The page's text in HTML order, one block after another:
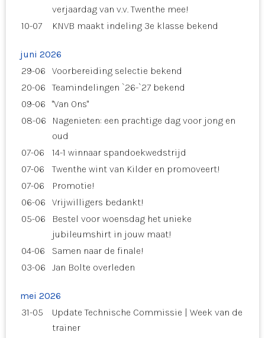
verjaardag van v.v. Twenthe mee!
10-07
KNVB maakt indeling 3e klasse bekend
juni 2026
29-06
Voorbereiding selectie bekend
20-06
Teamindelingen `26-`27 bekend
09-06
"Van Ons"
08-06
Nagenieten: een prachtige dag voor jong en
oud
07-06
14-1 winnaar spandoekwedstrijd
07-06
Twenthe wint van Kilder en promoveert!
07-06
Promotie!
06-06
Vrijwilligers bedankt!
05-06
Bestel voor woensdag het unieke
jubileumshirt in jouw maat!
04-06
Samen naar de finale!
03-06
Jan Bolte overleden
mei 2026
31-05
Update Technische Commissie | Week van de
trainer